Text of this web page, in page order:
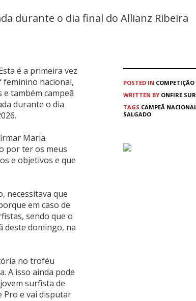
durante o dia final do Allianz Ribeira
é a primeira vez
feminino nacional,
também campeã
durante o dia
Maria
por ter os meus
e objetivos e que
necessitava que
em caso de
sendo que o
deste domingo, na
no troféu
A isso ainda pode
surfista de
Pro e vai disputar
POSTED IN COMPETIÇÃO
WRITTEN BY ONFIRE
TAGS CAMPEÃ
SALGADO